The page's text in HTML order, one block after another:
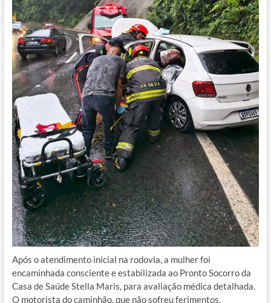
Após o atendimento inicial na rodovia, a mulher foi
encaminhada consciente e estabilizada ao Pronto Socorro da
Casa de Saúde Stella Maris, para avaliação médica detalhada.
O motorista do caminhão, que não sofreu ferimentos,